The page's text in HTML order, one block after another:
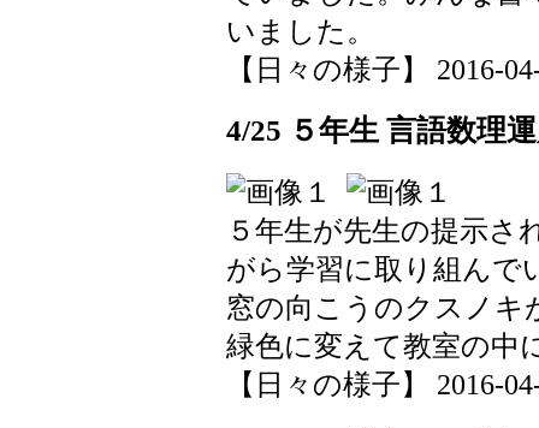
いました。
【日々の様子】 2016-
4/25 ５年生 言語数理
５年生が先生の提示さ
がら学習に取り組んで
窓の向こうのクスノキ
緑色に変えて教室の中
【日々の様子】 2016-